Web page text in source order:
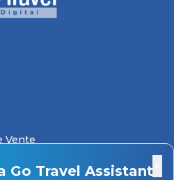
Go Travel Assistant
Vente